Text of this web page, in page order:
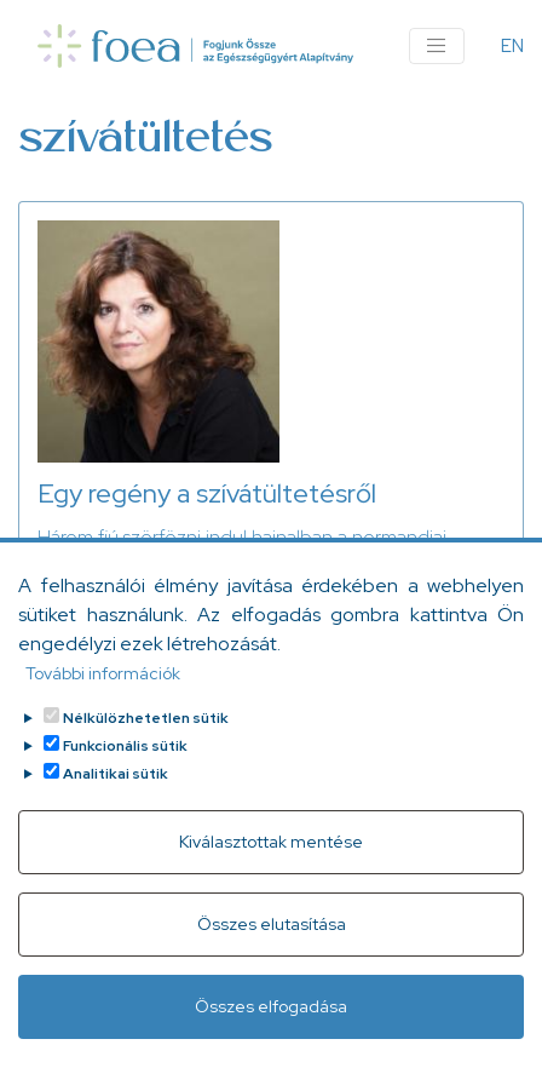
A felhasználói élmény javítása érdekében a webhelyen
sütiket használunk. Az elfogadás gombra kattintva Ön
engedélyzi ezek létrehozását.
További információk
Nélkülözhetetlen sütik
Funkcionális sütik
Analitikai sütik
Kiválasztottak mentése
Összes elutasítása
Withdraw consent
Összes elfogadása
tartalomra
EN
szívátültetés
Egy regény a szívátültetésről
Három fiú szörfözni indul hajnalban a normandiai
azonban durva váltás következik: a hazaúton
karamboloznak, egyikük, a 19 éves Simon
koponyatraumát szenved, mélykómába esik, és
Orzóy Ágnes
Gyorslinkek
Adatvédelem Kapcsolat
+ 36 1 296 2556(normál díjas, 8:00-20:00 között
hívható)